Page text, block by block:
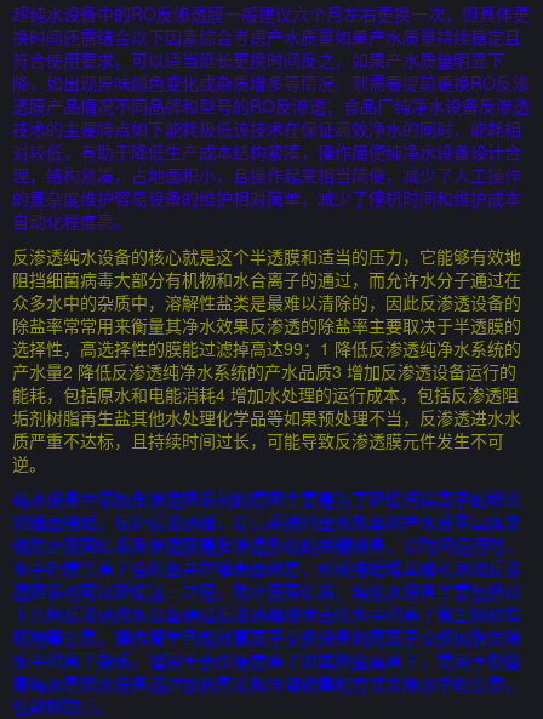
超纯水设备中的RO反渗透膜一般建议六个月左右更换一次，但具体更
换时间还需结合以下因素综合考虑产水质量如果产水质量持续稳定且
符合使用要求，可以适当延长更换时间反之，如果产水质量明显下
降，如出现异味颜色变化或杂质增多等情况，则需要提前更换RO反渗
透膜产品情况不同品牌和型号的RO反渗透；食品厂纯净水设备反渗透
技术的主要特点如下能耗极低该技术在保证高效净水的同时，能耗相
对较低，有助于降低生产成本结构紧凑，操作简便纯净水设备设计合
理，结构紧凑，占地面积小，且操作起来相当简便，减少了人工操作
的复杂度维护容易设备的维护相对简单，减少了停机时间和维护成本
自动化程度高。
反渗透纯水设备的核心就是这个半透膜和适当的压力，它能够有效地
阻挡细菌病毒大部分有机物和水合离子的通过，而允许水分子通过在
众多水中的杂质中，溶解性盐类是最难以清除的，因此反渗透设备的
除盐率常常用来衡量其净水效果反渗透的除盐率主要取决于半透膜的
选择性，高选择性的膜能过滤掉高达99；1 降低反渗透纯净水系统的
产水量2 降低反渗透纯净水系统的产水品质3 增加反渗透设备运行的
能耗，包括原水和电能消耗4 增加水处理的运行成本，包括反渗透阻
垢剂树脂再生盐其他水处理化学品等如果预处理不当，反渗透进水水
质严重不达标，且持续时间过长，可能导致反渗透膜元件发生不可
逆。
纯水设备中添加反渗透阻垢剂的原因主要是为了延缓钙镁离子的析出
和膜面结垢，保护反渗透膜，提高系统的出水效率和产水质量具体来
说防止膜面结垢反渗透膜是反渗透系统的关键设备，长时间运行时，
水中钙镁等离子会析出并在膜表面附着，形成结垢堵塞膜孔添加反渗
透阻垢剂可以延缓这一过程，防止膜面结垢；纯化水设备主要包括以
下几种反渗透纯水设备通过反渗透膜技术去除水中的离子微生物和有
机物等杂质，操作简单且能效高离子交换设备利用离子交换树脂去除
水中的离子杂质，适用于去除硬度离子和其他金属离子，常用于制备
高纯水蒸馏水设备通过加热蒸发和冷凝收集的方式去除水中的杂质，
但能耗较高。